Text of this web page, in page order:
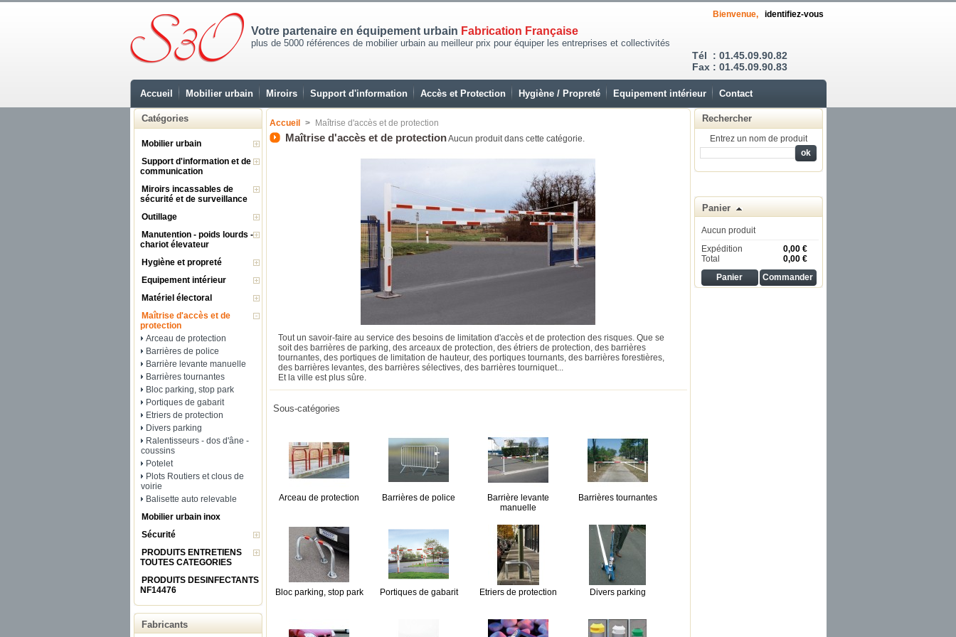
Votre partenaire en équipement urbain Fabrication Française
plus de 5000 références de mobilier urbain au meilleur prix pour équiper les entreprises et collectivités
Tél : 01.45.09.90.82
Fax : 01.45.09.90.83
Bienvenue, identifiez-vous
Accueil Mobilier urbain Miroirs Support d'information Accès et Protection Hygiène / Propreté Equipement intérieur Contact
Catégories
Mobilier urbain
Support d'information et de
communication
Miroirs incassables de
sécurité et de surveillance
Outillage
Manutention - poids lourds -
chariot élevateur
Hygiène et propreté
Equipement intérieur
Matériel électoral
Maîtrise d'accès et de
protection
Arceau de protection
Barrières de police
Barrière levante manuelle
Barrières tournantes
Bloc parking, stop park
Portiques de gabarit
Etriers de protection
Divers parking
Ralentisseurs - dos d'âne -
coussins
Potelet
Plots Routiers et clous de
voirie
Balisette auto relevable
Mobilier urbain inox
Sécurité
PRODUITS ENTRETIENS
TOUTES CATEGORIES
PRODUITS DESINFECTANTS
NF14476
Fabricants
Accueil > Maîtrise d'accès et de protection
Maîtrise d'accès et de protectionAucun produit dans cette catégorie.
Tout un savoir-faire au service des besoins de limitation d'accès et de protection des risques. Que se
soit des barrières de parking, des arceaux de protection, des étriers de protection, des barrières
tournantes, des portiques de limitation de hauteur, des portiques tournants, des barrières forestières,
des barrières levantes, des barrières sélectives, des barrières tourniquet...
Et la ville est plus sûre.
Sous-catégories
Arceau de protection Barrières de police
Barrière levante
manuelle
Barrières tournantes
Bloc parking, stop park Portiques de gabarit Etriers de protection Divers parking
Rechercher
Entrez un nom de produit
Panier
Aucun produit
Expédition
0,00 €
Total
0,00 €
Panier
Commander